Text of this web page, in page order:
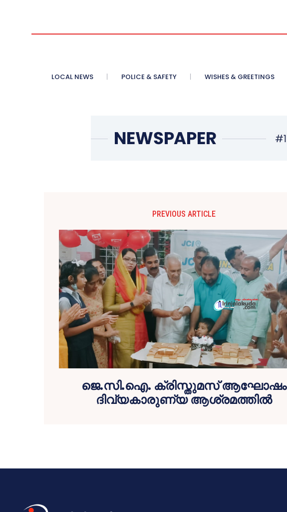
LOCAL NEWS POLICE & SAFETY WISHES & GREETINGS
PREVIOUS ARTICLE
ജെ.സി.ഐ. ക്രിസ്തുമസ് ആഘോഷം
ദിവ്യകാരുണ്യ ആശ്രമത്തിൽ